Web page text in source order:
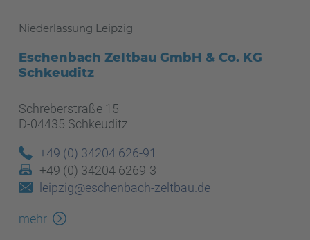
Niederlassung Leipzig
Eschenbach Zeltbau GmbH & Co. KG
Schkeuditz
Schreberstraße 15
D-04435 Schkeuditz
+49 (0) 34204 626-91
+49 (0) 34204 6269-3
leipzig@eschenbach-zeltbau.de
mehr